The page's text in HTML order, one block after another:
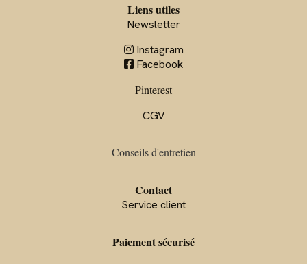
Liens utiles
Newsletter
Instagram
 Facebook
Pinterest
CGV
Conseils d'entretien
Contact
Service client
Paiement sécurisé